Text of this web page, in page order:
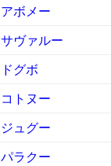
アボメー
サヴァルー
ドグボ
コトヌー
ジュグー
パラクー